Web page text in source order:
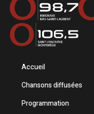
Accueil
Chansons diffusées
Programmation